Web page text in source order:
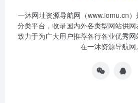
一沐网址资源导航网（www.iomu.cn
分类平台，收录国内外各类型网站供
致力于为广大用户推荐各行各业优秀
在一沐资源导航网。